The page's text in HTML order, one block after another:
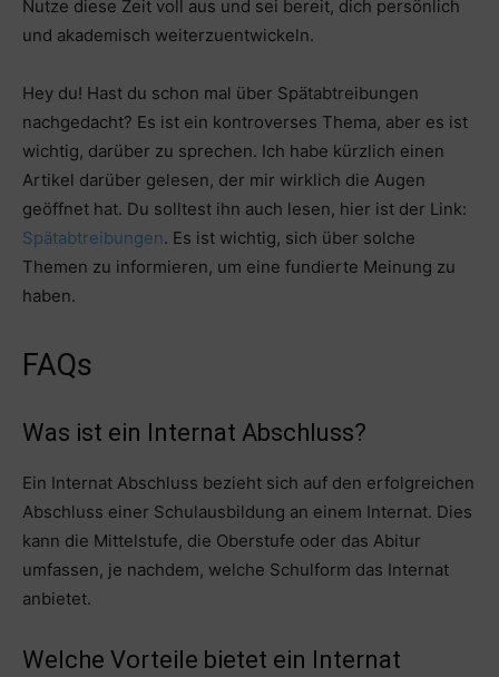
Nutze diese Zeit voll aus und sei bereit, dich persönlich
und akademisch weiterzuentwickeln.
Hey du! Hast du schon mal über Spätabtreibungen
nachgedacht? Es ist ein kontroverses Thema, aber es ist
wichtig, darüber zu sprechen. Ich habe kürzlich einen
Artikel darüber gelesen, der mir wirklich die Augen
geöffnet hat. Du solltest ihn auch lesen, hier ist der Link:
Spätabtreibungen. Es ist wichtig, sich über solche
Themen zu informieren, um eine fundierte Meinung zu
haben.
FAQs
Was ist ein Internat Abschluss?
Ein Internat Abschluss bezieht sich auf den erfolgreichen
Abschluss einer Schulausbildung an einem Internat. Dies
kann die Mittelstufe, die Oberstufe oder das Abitur
umfassen, je nachdem, welche Schulform das Internat
anbietet.
Welche Vorteile bietet ein Internat